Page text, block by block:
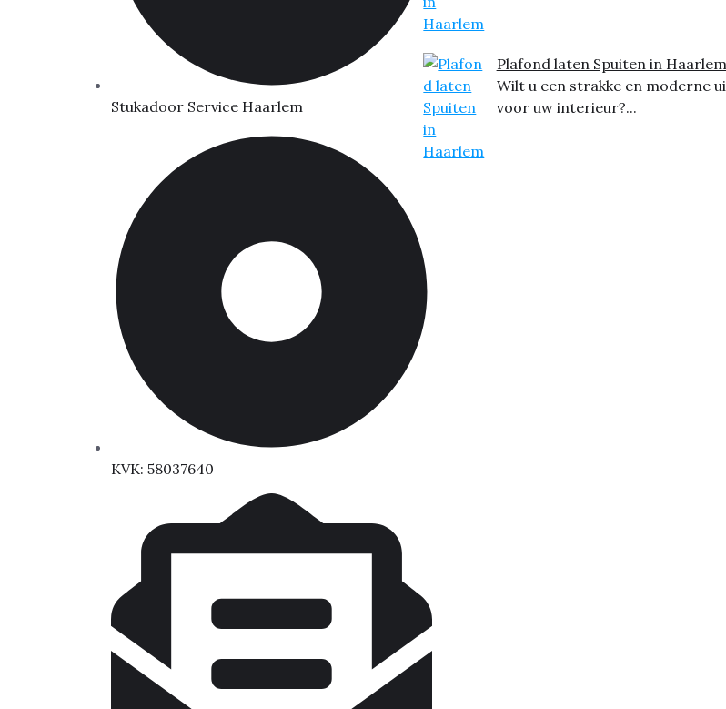
Stukadoor Service Haarlem
KVK: 58037640
Plafond laten Spuiten in Haarlem
Wilt u een strakke en moderne
voor uw interieur?...